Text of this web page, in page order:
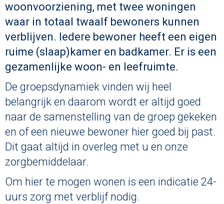
woonvoorziening, met twee woningen
waar in totaal twaalf bewoners kunnen
verblijven. Iedere bewoner heeft een eigen
ruime (slaap)kamer en badkamer. Er is een
gezamenlijke woon- en leefruimte.
De groepsdynamiek vinden wij heel
belangrijk en daarom wordt er altijd goed
naar de samenstelling van de groep gekeken
en of een nieuwe bewoner hier goed bij past.
Dit gaat altijd in overleg met u en onze
zorgbemiddelaar.
Om hier te mogen wonen is een indicatie 24-
uurs zorg met verblijf nodig.